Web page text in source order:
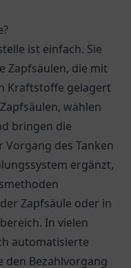
ist einfach. Sie
Zapfsäulen, die mit
Kraftstoffe gelagert
wählen
bringen die
des Tanken
ergänzt,
Zapfsäule oder in
In vielen
automatisierte
den Bezahlvorgang